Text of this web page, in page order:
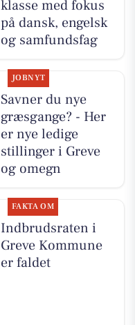
klasse med fokus
på dansk, engelsk
og samfundsfag
JOBNYT
Savner du nye
græsgange? - Her
er nye ledige
stillinger i Greve
og omegn
FAKTA OM
Indbrudsraten i
Greve Kommune
er faldet